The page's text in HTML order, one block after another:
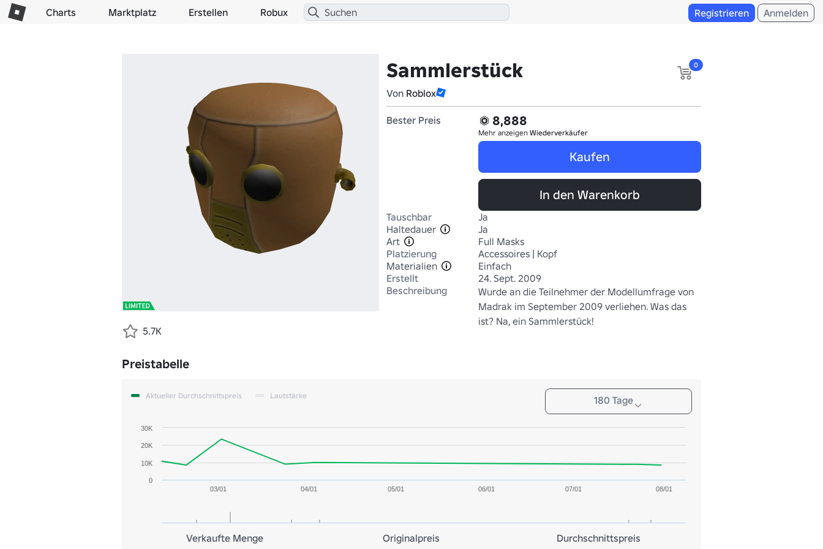
Charts Marktplatz Erstellen Robux Registrieren Anmelden
Sammlerstück
Von Roblox
0
Bester Preis 8,888
Mehr anzeigen Wiederverkäufer
Kaufen
In den Warenkorb
Tauschbar
Ja
Haltedauer
Ja
Art
Full Masks
Platzierung
Accessoires | Kopf
Materialien
Einfach
Erstellt
24. Sept. 2009
Beschreibung
Wurde an die Teilnehmer der Modellumfrage von
Madrak im September 2009 verliehen. Was das
ist? Na, ein Sammlerstück!
5.7K
Preistabelle
180 Tage
Aktueller Durchschnittspreis Lautstärke
03/01 04/01 05/01 06/01 07/01 08/01
0
10K
20K
30K
Verkaufte Menge Originalpreis Durchschnittspreis